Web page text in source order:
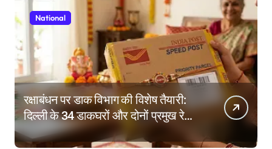
National
रक्षाबंधन पर डाक विभाग की विशेष तैयारी:
दिल्ली के 34 डाकघरों और दोनों प्रमुख रेलवे
स्टेशनों पर राखी बुकिंग के विशेष काउंटर